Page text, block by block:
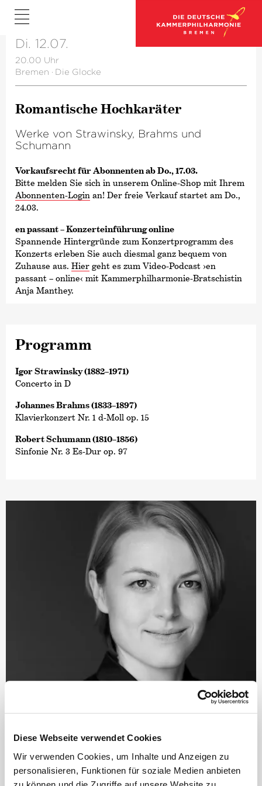
Diese Webseite verwendet Cookies
Wir verwenden Cookies, um Inhalte und Anzeigen zu
personalisieren, Funktionen für soziale Medien anbieten
Di. 12.07.
20.00 Uhr
Bremen · Die Glocke
Romantische Hochkaräter
Werke von Strawinsky, Brahms und
Schumann
Vorkaufsrecht für Abonnenten ab Do., 17.03.
Bitte melden Sie sich in unserem Online-Shop mit Ihrem
Abonnenten-Login an! Der freie Verkauf startet am Do.,
24.03.
en passant – Konzerteinführung online
Spannende Hintergründe zum Konzertprogramm des
Konzerts erleben Sie auch diesmal ganz bequem von
Zuhause aus. Hier geht es zum Video-Podcast ›en
passant – online‹ mit Kammer­philharmonie-Bratschistin
Anja Manthey.
Programm
Igor Strawinsky (1882–1971)
Concerto in D
Johannes Brahms (1833–1897)
Klavierkonzert Nr. 1 d-Moll op. 15
Robert Schumann (1810–1856)
Sinfonie Nr. 3 Es-Dur op. 97
Dirigentin